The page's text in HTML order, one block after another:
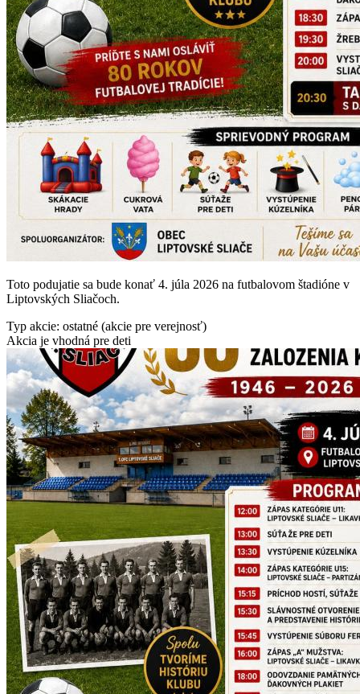
Toto podujatie sa bude konať 4. júla 2026 na futbalovom štadióne v
Liptovských Sliačoch.
Typ akcie: ostatné (akcie pre verejnosť)
Akcia je vhodná pre deti